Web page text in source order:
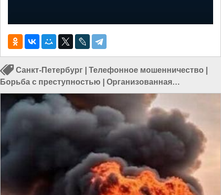
Санкт-Петербург Телефонное мошенничество
Борьба с преступностью
Организованная
преступность в России